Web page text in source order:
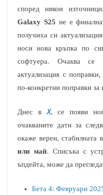
според някои
Galaxy S25 не е
получиха си
носи нова кръпка по
софтуера. Очаква се
актуализация с
по-конкретни поправки за
Днес в X, се появи
очакваните дати за
окаже верен, стабилната
или май. Списъка с
ъпдейта, може да
Бета 4: Февруари